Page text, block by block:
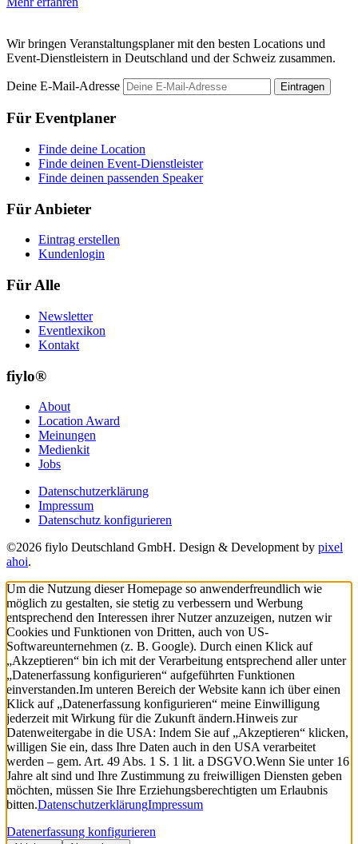
Wir bringen Veranstaltungsplaner mit den besten Locations und
Event-Dienstleistern in Deutschland und der Schweiz zusammen.
Deine E-Mail-Adresse Eintragen
Für Eventplaner
Finde deine Location
Finde deinen Event-Dienstleister
Finde deinen passenden Speaker
Für Anbieter
Eintrag erstellen
Kundenlogin
Für Alle
Newsletter
Eventlexikon
Kontakt
fiylo®
About
Location Award
Meinungen
Medienkit
Jobs
Datenschutzerklärung
Impressum
Datenschutz konfigurieren
©2026 fiylo Deutschland GmbH. Design & Development by pixel
ahoi.
Um die Nutzung dieser Homepage so anwenderfreundlich wie
möglich zu gestalten, sie stetig zu verbessern und Werbung
entsprechend den Interessen ihrer Nutzer anzuzeigen, nutzen wir
Cookies und Funktionen von Dritten, auch von US-
Softwareunternehmen (z. B. Google). Durch einen Klick auf
„Akzeptieren“ bin ich mit der Verarbeitung entsprechend aller unter
„Datenerfassung konfigurieren“ aufgeführten Funktionen
einverstanden.Im unteren Bereich der Website kann ich über einen
Klick auf „Datenerfassung konfigurieren“ meine Einwilligung
jederzeit mit Wirkung für die Zukunft ändern.Hinweis zur
Datenweitergabe in die USA: Indem Sie auf „Akzeptieren“ klicken,
willigen Sie ein, dass Ihre Daten auch in den USA verarbeitet
werden – gem. Art. 49 Abs. 1 S. 1 lit. a DSGVO.Wenn Sie unter 16
Jahre alt sind und Ihre Zustimmung zu freiwilligen Diensten geben
möchten, müssen Sie Ihre Erziehungsberechtigten um Erlaubnis
bitten.DatenschutzerklärungImpressum
Datenerfassung konfigurieren